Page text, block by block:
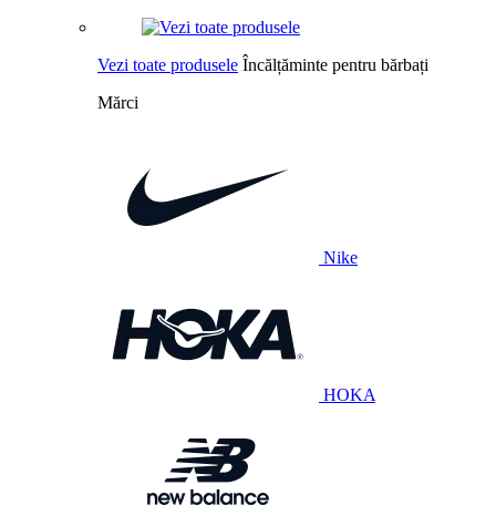
Vezi toate produsele Încălțăminte pentru bărbați
Mărci
Nike
HOKA